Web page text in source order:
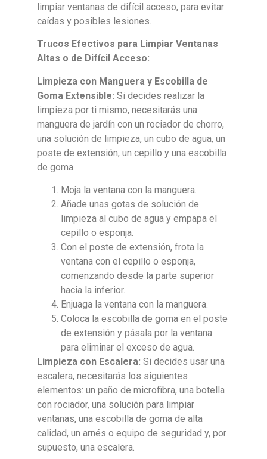
limpiar ventanas de difícil acceso, para evitar
caídas y posibles lesiones.
Trucos Efectivos para Limpiar Ventanas
Altas o de Difícil Acceso:
Limpieza con Manguera y Escobilla de
Goma Extensible: Si decides realizar la
limpieza por ti mismo, necesitarás una
manguera de jardín con un rociador de chorro,
una solución de limpieza, un cubo de agua, un
poste de extensión, un cepillo y una escobilla
de goma.
Moja la ventana con la manguera.
Añade unas gotas de solución de
limpieza al cubo de agua y empapa el
cepillo o esponja.
Con el poste de extensión, frota la
ventana con el cepillo o esponja,
comenzando desde la parte superior
hacia la inferior.
Enjuaga la ventana con la manguera.
Coloca la escobilla de goma en el poste
de extensión y pásala por la ventana
para eliminar el exceso de agua.
Limpieza con Escalera: Si decides usar una
escalera, necesitarás los siguientes
elementos: un paño de microfibra, una botella
con rociador, una solución para limpiar
ventanas, una escobilla de goma de alta
calidad, un arnés o equipo de seguridad y, por
supuesto, una escalera.